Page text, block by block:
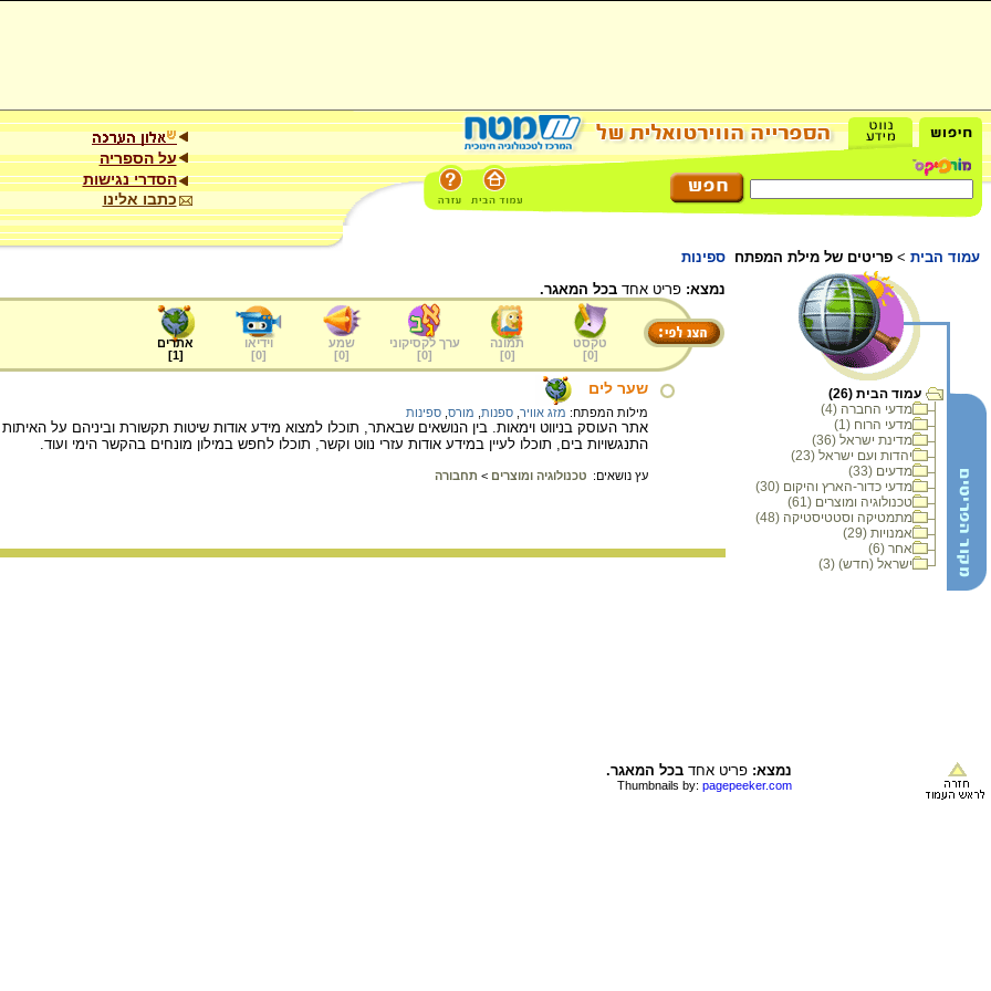
על הספריה
הסדרי נגישות
כתבו אלינו
עמוד הבית > פריטים של מילת המפתח ספינות
עמוד הבית (26)
מדעי החברה (4)
מדעי הרוח (1)
מדינת ישראל (36)
יהדות ועם ישראל (23)
מדעים (33)
מדעי כדור-הארץ והיקום (30)
טכנולוגיה ומוצרים (61)
מתמטיקה וסטטיסטיקה (48)
אמנויות (29)
אחר (6)
ישראל (חדש) (3)
נמצא: פריט אחד בכל המאגר.
טקסט
[
0
]
תמונה
[
0
]
ערך לקסיקוני
[
0
]
שמע
[
0
]
וידיאו
[
0
]
אתרים
[
1
]
שער לים
מילות המפתח: מזג אוויר ספנות מורס ספינות
אתר העוסק בניווט וימאות. בין הנושאים שבאתר, תוכלו למצוא מידע אודות שיטות תקשורת וביניהם על
התנגשויות בים, תוכלו לעיין במידע אודות עזרי נווט וקשר, תוכלו לחפש במילון מונחים בהקשר הימי ועוד.
עץ נושאים: טכנולוגיה ומוצרים > תחבורה
נמצא: פריט אחד בכל המאגר.
Thumbnails by: pagepeeker.com